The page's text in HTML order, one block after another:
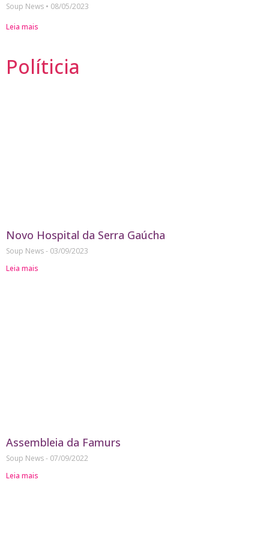
Soup News
08/05/2023
Leia mais
Políticia
Novo Hospital da Serra Gaúcha
Soup News
03/09/2023
Leia mais
Assembleia da Famurs
Soup News
07/09/2022
Leia mais